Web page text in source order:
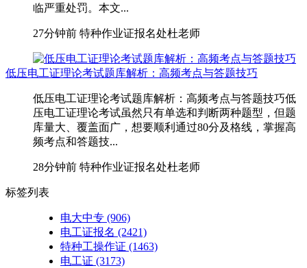
临严重处罚。本文...
27分钟前 特种作业证报名处杜老师
低压电工证理论考试题库解析：高频考点与答题技巧
低压电工证理论考试题库解析：高频考点与答题技巧低
压电工证理论考试虽然只有单选和判断两种题型，但题
库量大、覆盖面广，想要顺利通过80分及格线，掌握高
频考点和答题技...
28分钟前 特种作业证报名处杜老师
标签列表
电大中专 (906)
电工证报名 (2421)
特种工操作证 (1463)
电工证 (3173)